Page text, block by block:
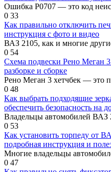
Ошибка Р0707 — это код
0 33
Как правильно отключить
инструкция с фото и видео
ВАЗ 2105, как и многие
0 54
Схема подвески Рено Меган
разборке и сборке
Рено Меган 3 хетчбек — это
0 48
Как выбрать подходящие
обеспечить безопасность на
Владельцы автомобилей ВАЗ
0 53
Как установить торпеду от
подробная инструкция и
Многие владельцы
0 47